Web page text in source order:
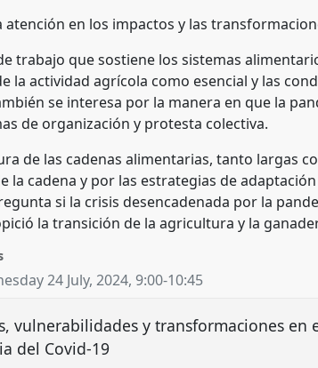
atención en los impactos y las
trabajo que sostiene los sistemas
la actividad agrícola como esencial y las
se interesa por la manera en que la
de organización y protesta colectiva.
de las cadenas alimentarias, tanto largas
la cadena y por las estrategias de
si la crisis desencadenada por la
la transición de la agricultura y la
24 July, 2024,9:00-10:45
vulnerabilidades y transformaciones
del Covid-19